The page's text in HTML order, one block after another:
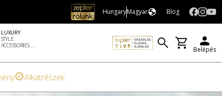
HungaryMagyar Blog
LUXURY
STYLE
ACCESSORIES ...
Belépés
Alkatrészek